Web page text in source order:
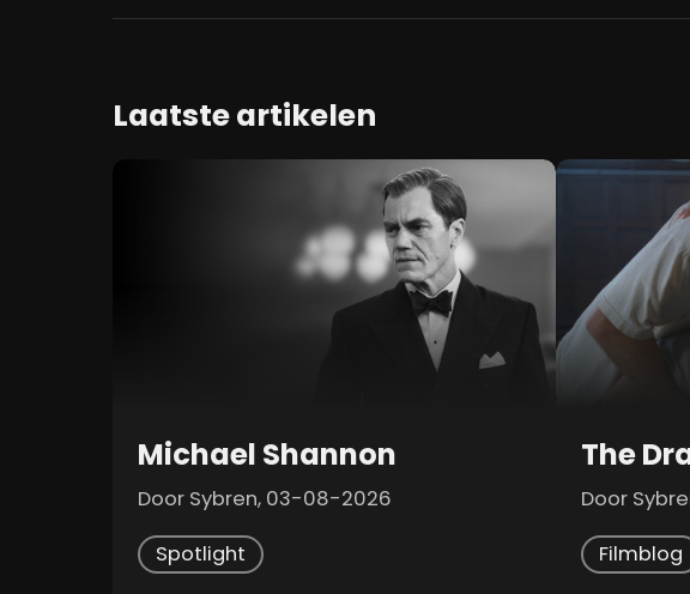
Laatste artikelen
Michael Shannon
Door Sybren, 03-08-2026
Spotlight
The
Door
Filmblog